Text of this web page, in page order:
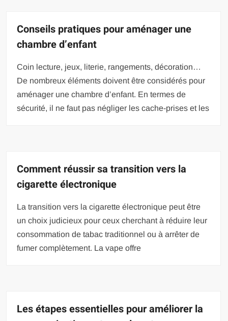
Conseils pratiques pour aménager une
chambre d’enfant
Coin lecture, jeux, literie, rangements, décoration…
De nombreux éléments doivent être considérés pour
aménager une chambre d’enfant. En termes de
sécurité, il ne faut pas négliger les cache-prises et les
Comment réussir sa transition vers la
cigarette électronique
La transition vers la cigarette électronique peut être
un choix judicieux pour ceux cherchant à réduire leur
consommation de tabac traditionnel ou à arrêter de
fumer complètement. La vape offre
Les étapes essentielles pour améliorer la